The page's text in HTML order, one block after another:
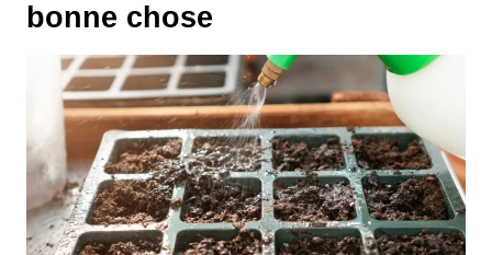
bonne chose